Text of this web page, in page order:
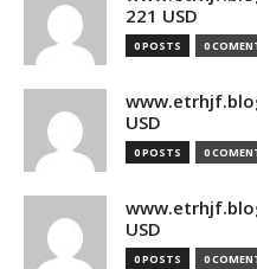
221 USD
0 POSTS 0
USD
0 POSTS 0
USD
0 POSTS 0